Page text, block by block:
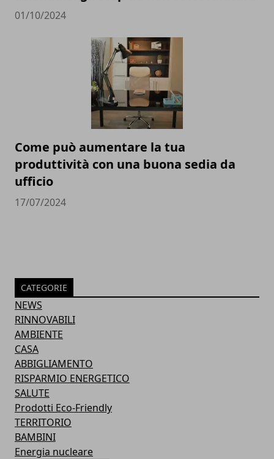
01/10/2024
Come può aumentare la tua
produttività con una buona sedia da
ufficio
17/07/2024
CATEGORIE
NEWS
RINNOVABILI
AMBIENTE
CASA
ABBIGLIAMENTO
RISPARMIO ENERGETICO
SALUTE
Prodotti Eco-Friendly
TERRITORIO
BAMBINI
Energia nucleare